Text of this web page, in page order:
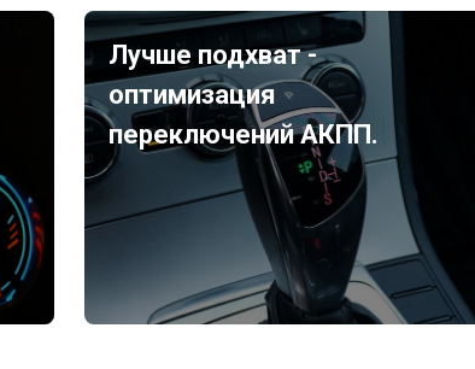
Лучше подхват -
оптимизация
переключений АКПП.